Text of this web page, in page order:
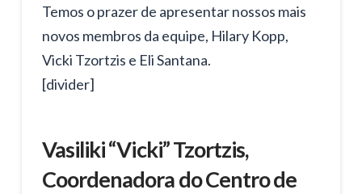
Temos o prazer de apresentar nossos mais
novos membros da equipe, Hilary Kopp,
Vicki Tzortzis e Eli Santana.
[divider]
Vasiliki “Vicki” Tzortzis,
Coordenadora do Centro de